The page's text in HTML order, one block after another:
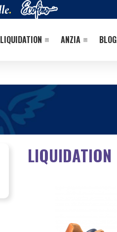
LIQUIDATION ANZIA BLOG
LIQUIDATION